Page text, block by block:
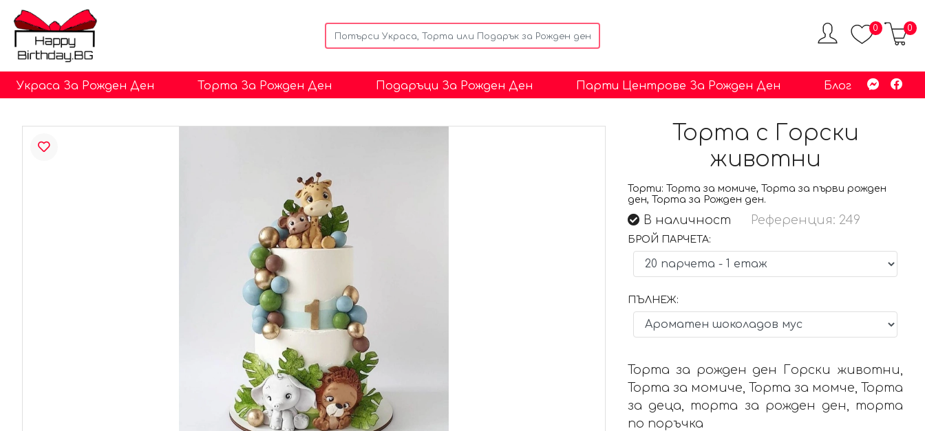
0 0
Украса За Рожден Ден Торта За Рожден Ден Подаръци За Рожден Ден Парти Центрове За Рожден Ден Блог
Торта с Горски
животни
Торти: Торта за момиче, Торта за първи рожден
ден, Торта за Рожден ден.
В наличност Референция: 249
БРОЙ ПАРЧЕТА:
ПЪЛНЕЖ:
Торта за рожден ден Горски животни,
Торта за момиче, Торта за момче, Торта
за деца, торта за рожден ден, торта
по поръчка